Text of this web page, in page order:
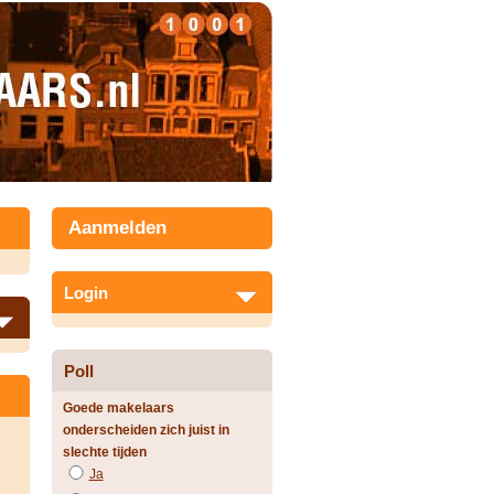
Aanmelden
Login
Poll
Goede makelaars
onderscheiden zich juist in
slechte tijden
Ja